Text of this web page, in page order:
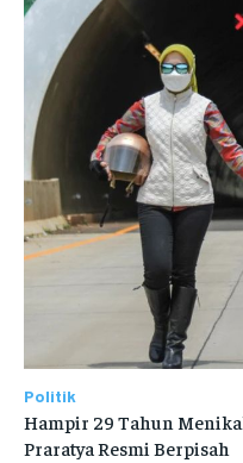
Politik
Hampir 29 Tahun
Praratya Resmi Berpisah